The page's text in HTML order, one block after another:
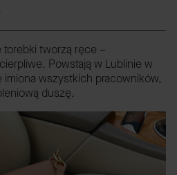
torebki tworzą ręce –
Powstają w Lublinie w
imiona wszystkich pracowników,
duszę.